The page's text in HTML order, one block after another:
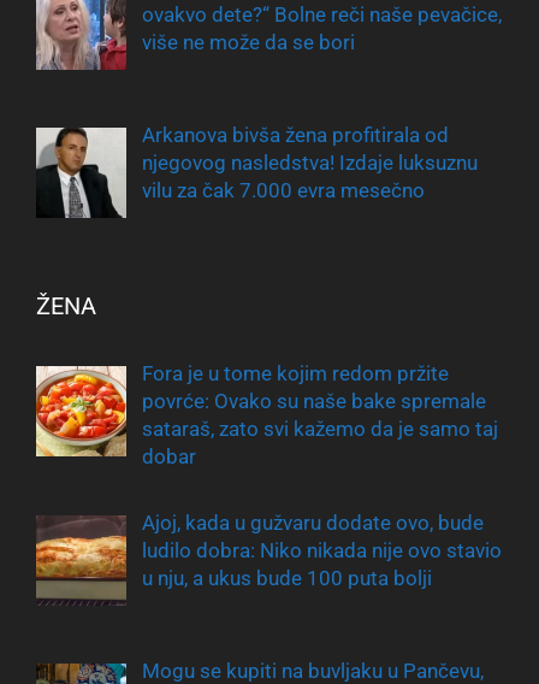
ovakvo dete?“ Bolne reči naše pevačice,
više ne može da se bori
Arkanova bivša žena profitirala od
njegovog nasledstva! Izdaje luksuznu
vilu za čak 7.000 evra mesečno
ŽENA
Fora je u tome kojim redom pržite
povrće: Ovako su naše bake spremale
sataraš, zato svi kažemo da je samo taj
dobar
Ajoj, kada u gužvaru dodate ovo, bude
ludilo dobra: Niko nikada nije ovo stavio
u nju, a ukus bude 100 puta bolji
Mogu se kupiti na buvljaku u Pančevu,